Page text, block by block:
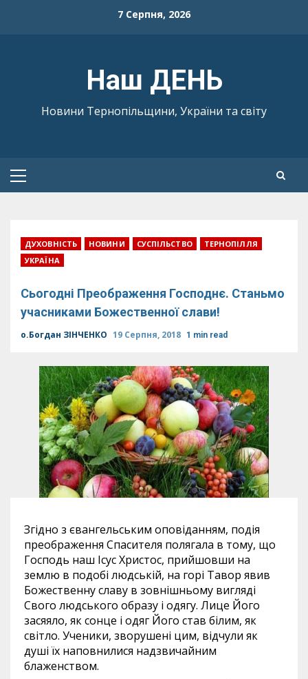
7 Серпня, 2026
Наш ДЕНЬ
Новини Тернопільщини, України та світу
Primary
ДУХОВНІСТЬ НОВИНИ СУСПІЛЬСТВО
ТЕРНОПІЛЛЯ
УКРАЇНА
Сьогодні Преображення Господнє. Станьмо
учасниками Божественної слави!
о.Богдан ЗІНЧЕНКО 19 Серпня, 2018 1 min read
Згідно з євангельським оповіданням, подія
преображення Спасителя полягала в тому, що
Господь наш Ісус Христос, прийшовши на
землю в подобі людській, на горі Тавор явив
Божественну славу в зовнішньому вигляді
Свого людського образу і одягу. Лице Його
засяяло, як сонце і одяг Його став білим, як
світло. Ученики, зворушені цим, відчули як
душі їх наповнилися надзвичайним
блаженством.